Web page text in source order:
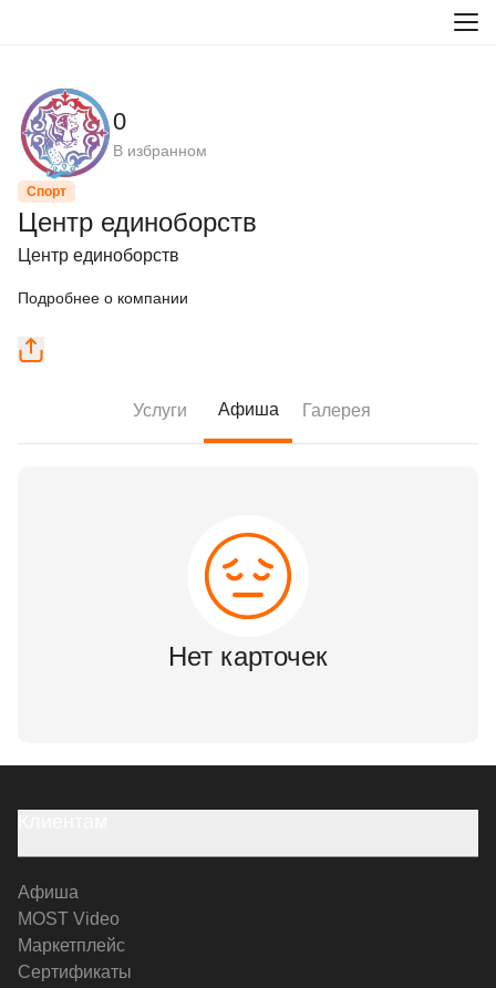
0
В избранном
Спорт
Центр единоборств
Центр единоборств
Подробнее о компании
Услуги Афиша Галерея
Нет карточек
Афиша
MOST Video
Маркетплейс
Сертификаты